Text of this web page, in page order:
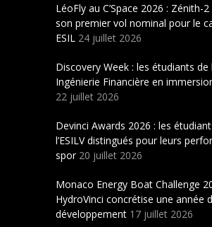
LéoFly au C’Space 2026 : Zénith-
son premier vol nominal pour le
ESIL 24 juillet 2026
Discovery Week : les étudiants
Ingénierie Financière en
22 juillet 2026
Devinci Awards 2026 : les
l’ESILV distingués pour leurs
spor 20 juillet 2026
Monaco Energy Boat Challenge
HydroVinci concrétise une année
développement 17 juillet 2026